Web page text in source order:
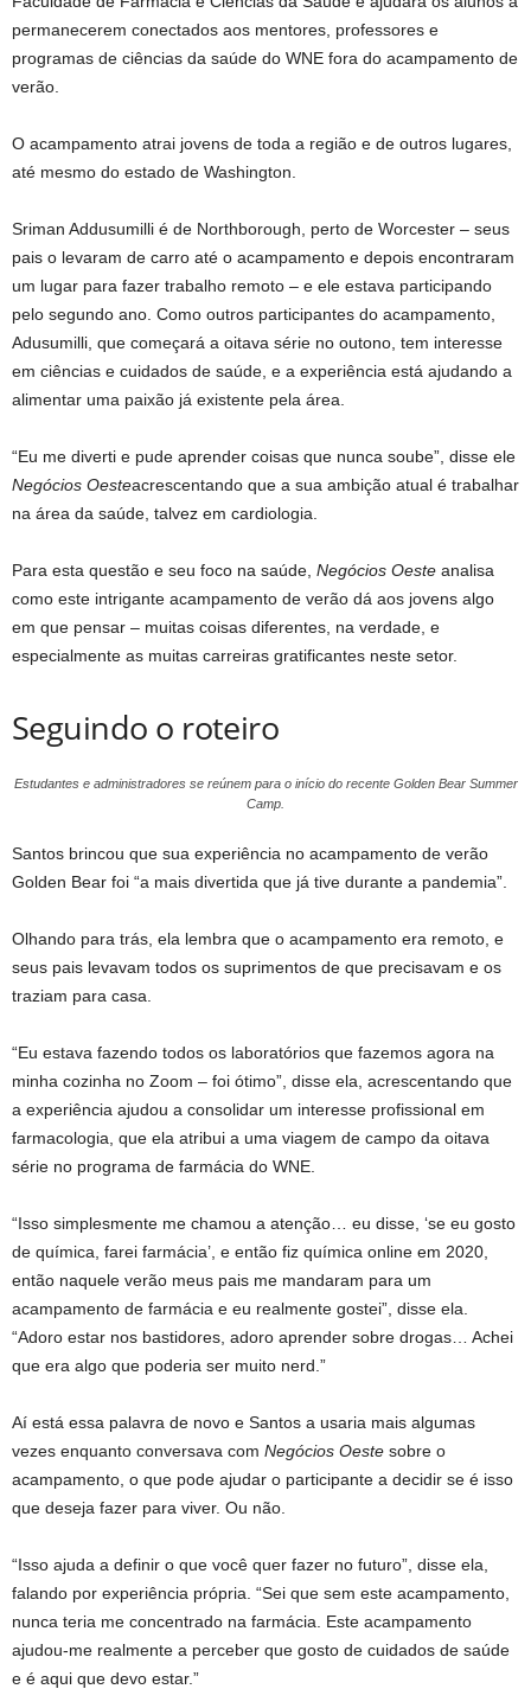
permanecerem conectados aos mentores, professores e
programas de ciências da saúde do WNE fora do acampamento de
verão.
O acampamento atrai jovens de toda a região e de outros lugares,
até mesmo do estado de Washington.
Sriman Addusumilli é de Northborough, perto de Worcester – seus
pais o levaram de carro até o acampamento e depois encontraram
um lugar para fazer trabalho remoto – e ele estava participando
pelo segundo ano. Como outros participantes do acampamento,
Adusumilli, que começará a oitava série no outono, tem interesse
em ciências e cuidados de saúde, e a experiência está ajudando a
alimentar uma paixão já existente pela área.
“Eu me diverti e pude aprender coisas que nunca soube”, disse ele
Negócios Oesteacrescentando que a sua ambição atual é trabalhar
na área da saúde, talvez em cardiologia.
Para esta questão e seu foco na saúde, Negócios Oeste analisa
como este intrigante acampamento de verão dá aos jovens algo
em que pensar – muitas coisas diferentes, na verdade, e
especialmente as muitas carreiras gratificantes neste setor.
Seguindo o roteiro
Estudantes e administradores se reúnem para o início do recente Golden Bear Summer
Camp.
Santos brincou que sua experiência no acampamento de verão
Golden Bear foi “a mais divertida que já tive durante a pandemia”.
Olhando para trás, ela lembra que o acampamento era remoto, e
seus pais levavam todos os suprimentos de que precisavam e os
traziam para casa.
“Eu estava fazendo todos os laboratórios que fazemos agora na
minha cozinha no Zoom – foi ótimo”, disse ela, acrescentando que
a experiência ajudou a consolidar um interesse profissional em
farmacologia, que ela atribui a uma viagem de campo da oitava
série no programa de farmácia do WNE.
“Isso simplesmente me chamou a atenção… eu disse, ‘se eu gosto
de química, farei farmácia’, e então fiz química online em 2020,
então naquele verão meus pais me mandaram para um
acampamento de farmácia e eu realmente gostei”, disse ela.
“Adoro estar nos bastidores, adoro aprender sobre drogas… Achei
que era algo que poderia ser muito nerd.”
Aí está essa palavra de novo e Santos a usaria mais algumas
vezes enquanto conversava com Negócios Oeste sobre o
acampamento, o que pode ajudar o participante a decidir se é isso
que deseja fazer para viver. Ou não.
“Isso ajuda a definir o que você quer fazer no futuro”, disse ela,
falando por experiência própria. “Sei que sem este acampamento,
nunca teria me concentrado na farmácia. Este acampamento
ajudou-me realmente a perceber que gosto de cuidados de saúde
e é aqui que devo estar.”